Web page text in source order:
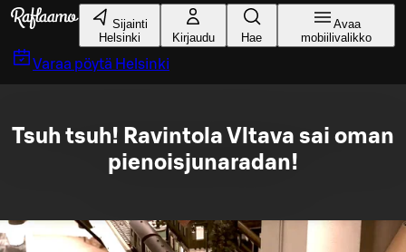
Siirry pääsisältöön
Sijainti
Helsinki
Kirjaudu Hae
Avaa
mobiilivalikko
Varaa pöytä Helsinki
Tsuh tsuh! Ravintola Vltava sai oman
pienoisjunaradan!